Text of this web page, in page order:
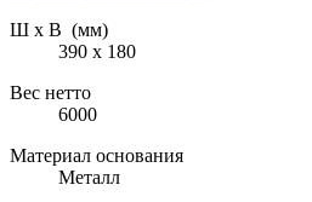
Ш х В (мм)
390 х 180
Вес нетто
6000
Материал основания
Металл